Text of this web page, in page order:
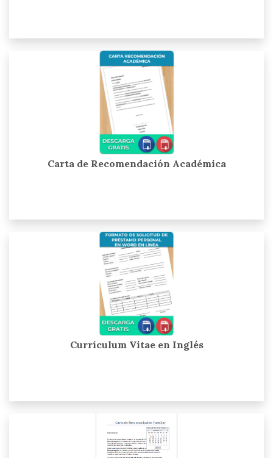
Carta de Recomendación Académica
Currículum Vitae en Inglés